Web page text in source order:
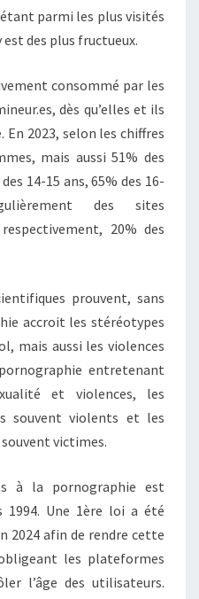
parmi les plus visités
des plus fructueux.
consommé par les
dès qu’elles et ils
2023, selon les chiffres
mais aussi 51% des
14-15 ans, 65% des 16-
des sites
20% des
prouvent, sans
accroit les stéréotypes
mais aussi les violences
entretenant
et violences, les
souvent violents et les
victimes.
à la pornographie est
Une 1ère loi a été
2024 afin de rendre cette
les plateformes
l’âge des utilisateurs.